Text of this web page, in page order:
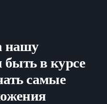
нашу
в курсе
самые